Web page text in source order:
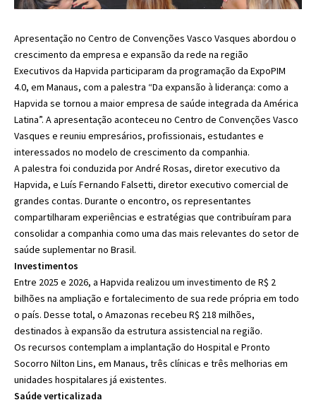
Apresentação no Centro de Convenções Vasco Vasques abordou o
crescimento da empresa e expansão da rede na região
Executivos da Hapvida participaram da programação da ExpoPIM
4.0, em Manaus, com a palestra “Da expansão à liderança: como a
Hapvida se tornou a maior empresa de saúde integrada da América
Latina”. A apresentação aconteceu no Centro de Convenções Vasco
Vasques e reuniu empresários, profissionais, estudantes e
interessados no modelo de crescimento da companhia.
A palestra foi conduzida por André Rosas, diretor executivo da
Hapvida, e Luís Fernando Falsetti, diretor executivo comercial de
grandes contas. Durante o encontro, os representantes
compartilharam experiências e estratégias que contribuíram para
consolidar a companhia como uma das mais relevantes do setor de
saúde suplementar no Brasil.
Investimentos
Entre 2025 e 2026, a Hapvida realizou um investimento de R$ 2
bilhões na ampliação e fortalecimento de sua rede própria em todo
o país. Desse total, o Amazonas recebeu R$ 218 milhões,
destinados à expansão da estrutura assistencial na região.
Os recursos contemplam a implantação do Hospital e Pronto
Socorro Nilton Lins, em Manaus, três clínicas e três melhorias em
unidades hospitalares já existentes.
Saúde verticalizada